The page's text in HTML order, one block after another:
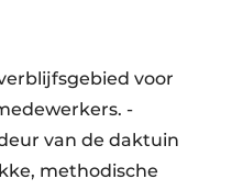
voor
van de daktuin
methodische